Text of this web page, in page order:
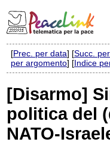
Elenco delle liste
Iscrizione /
Policy delle liste di
[Prec. per data] [Succ.
per argomento] [Indice
[Disarmo]
politica del
NATO-